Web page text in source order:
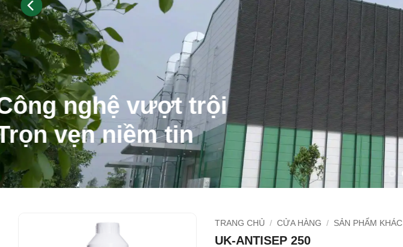
Công nghệ vượt trội
Trọn vẹn niềm tin
TRANG CHỦ / CỬA HÀNG / SẢN PHẨM KHÁC
UK-ANTISEP 250